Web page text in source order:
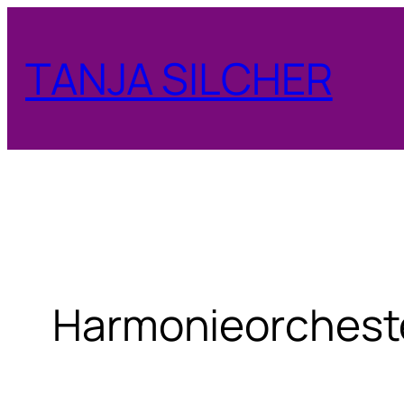
springen
TANJA SILCHER